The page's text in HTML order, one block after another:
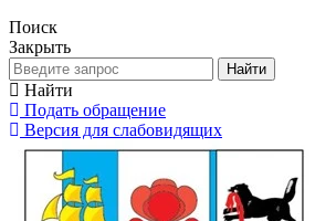
Поиск
Закрыть
Найти
Найти
Подать обращение
Версия для слабовидящих